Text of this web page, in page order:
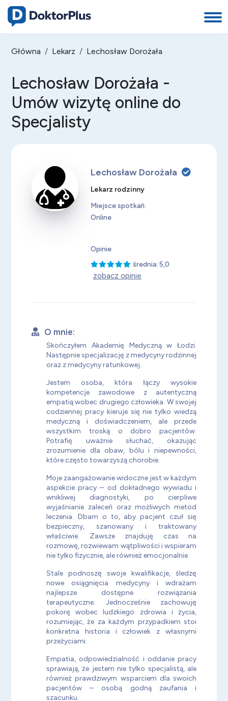
Główna Lekarz Lechosław Dorożała
Lechosław Dorożała -
Umów wizytę online do
Specjalisty
Lechosław Dorożała
Lekarz rodzinny
Miejsce spotkań:
Online
Opinie
średnia: 5,0
zobacz opinie
O mnie:
Skończyłem Akademię Medyczną w Łodzi.
Następnie specjalizację z medycyny rodzinnej
oraz z medycyny ratunkowej.
Jestem osoba, która łączy wysokie
kompetencje zawodowe z autentyczną
empatią wobec drugiego człowieka. W swojej
codziennej pracy kieruje się nie tylko wiedzą
medyczną i doświadczeniem, ale przede
wszystkim troską o dobro pacjentów.
Potrafię uważnie słuchać, okazując
zrozumienie dla obaw, bólu i niepewności,
które często towarzyszą chorobie.
Moje zaangażowanie widoczne jest w każdym
aspekcie pracy – od dokładnego wywiadu i
wnikliwej diagnostyki, po cierpliwe
wyjaśnianie zaleceń oraz możliwych metod
leczenia. Dbam o to, aby pacjent czuł się
bezpieczny, szanowany i traktowany
właściwie. Zawsze znajduję czas na
rozmowę, rozwiewam wątpliwości i wspieram
nie tylko fizycznie, ale również emocjonalnie.
Stale podnoszę swoje kwalifikacje, śledzę
nowe osiągnięcia medycyny i wdrażam
najlepsze dostępne rozwiązania
terapeutyczne. Jednocześnie zachowuję
pokorę wobec ludzkiego zdrowia i życia,
rozumiejąc, że za każdym przypadkiem stoi
konkretna historia i człowiek z własnymi
przeżyciami.
Empatia, odpowiedzialność i oddanie pracy
sprawiają, że jestem nie tylko specjalistą, ale
również prawdziwym wsparciem dla swoich
pacjentów – osobą godną zaufania i
szacunku.